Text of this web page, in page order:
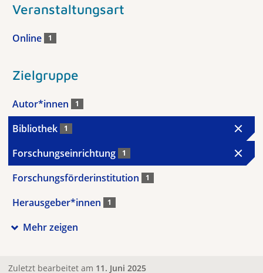
Veranstaltungsart
Online 1
Zielgruppe
Autor*innen 1
Bibliothek 1
Forschungseinrichtung 1
Forschungsförderinstitution 1
Herausgeber*innen 1
Mehr zeigen
Zuletzt bearbeitet am 11. Juni 2025